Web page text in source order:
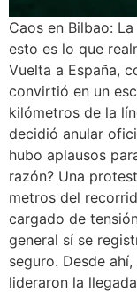
Caos en Bilbao:
esto es lo que
Vuelta a España,
convirtió en un
kilómetros de la
decidió anular
hubo aplausos
razón? Una
metros del
cargado de
general sí se
seguro. Desde
lideraron la